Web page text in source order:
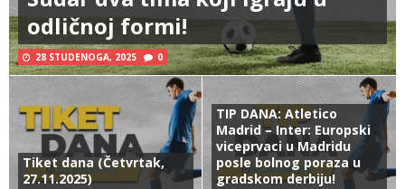
odličnoj formi!
28 STUDENOGA, 2025 0
Tiket dana (Četvrtak,
27.11.2025)
TIP DANA: Atletico
Madrid – Inter: Europski
viceprvaci u Madridu
posle bolnog poraza u
gradskom derbiju!